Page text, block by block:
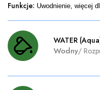
Funkcje: Uwodnienie, więcej
WATER
Wodny/